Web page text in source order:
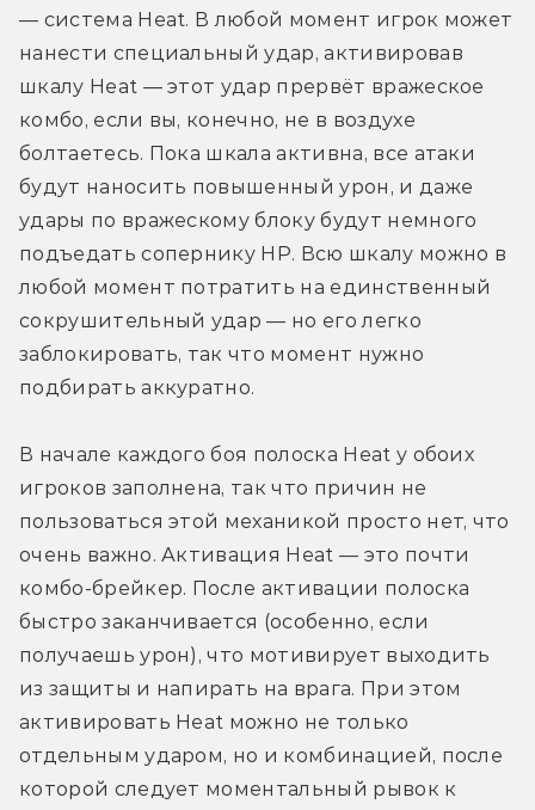
— система Heat. В любой момент игрок может
нанести специальный удар, активировав
шкалу Heat — этот удар прервёт вражеское
комбо, если вы, конечно, не в воздухе
болтаетесь. Пока шкала активна, все атаки
будут наносить повышенный урон, и даже
удары по вражескому блоку будут немного
подъедать сопернику HP. Всю шкалу можно в
любой момент потратить на единственный
сокрушительный удар — но его легко
заблокировать, так что момент нужно
подбирать аккуратно.
В начале каждого боя полоска Heat у обоих
игроков заполнена, так что причин не
пользоваться этой механикой просто нет, что
очень важно. Активация Heat — это почти
комбо-брейкер. После активации полоска
быстро заканчивается (особенно, если
получаешь урон), что мотивирует выходить
из защиты и напирать на врага. При этом
активировать Heat можно не только
отдельным ударом, но и комбинацией, после
которой следует моментальный рывок к